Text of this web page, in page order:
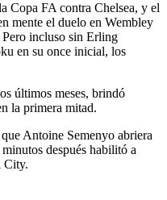
Copa FA contra Chelsea, y el
mente el duelo en Wembley
Pero incluso sin Erling
en su once inicial, los
últimos meses, brindó
la primera mitad.
Antoine Semenyo abriera
después habilitó a
City.